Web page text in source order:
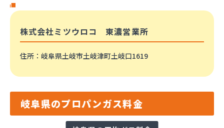
株式会社ミツウロコ 東濃営業所
住所 ：岐阜県土岐市土岐津町土岐口1619
岐阜県のプロパンガス料金